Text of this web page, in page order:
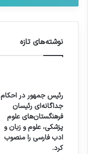
نوشته‌های تازه
رئیس جمهور در احکام
جداگانه‌ای رئیسان
فرهنگستان‌های علوم
پزشکی، علوم و زبان و
ادب فارسی را منصوب
کرد.